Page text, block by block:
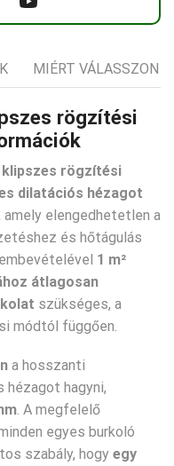
Youtube
MIÉRT VÁLASSZON
rögzítési
rögzítési
dilatációs hézagot
elengedhetetlen a
és hőtágulás
1 m²
átlagosan
szükséges, a
módtól függően.
a hosszanti
hagyni,
. A megfelelő
egyes burkoló
szabály, hogy egy